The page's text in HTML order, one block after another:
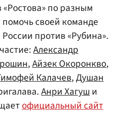
по разным
своей команде
против «Рубина».
Александр
,Айзек Окоронкво,
Калачев,Душан
Анри Хагуши
официальный сайт